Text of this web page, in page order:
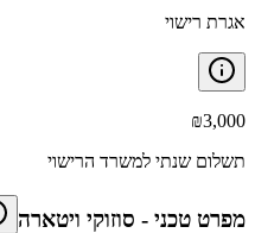
אגרת רישוי
₪3,000
תשלום שנתי למשרד הרישוי
מפרט טכני - סוזוקי ויטארה